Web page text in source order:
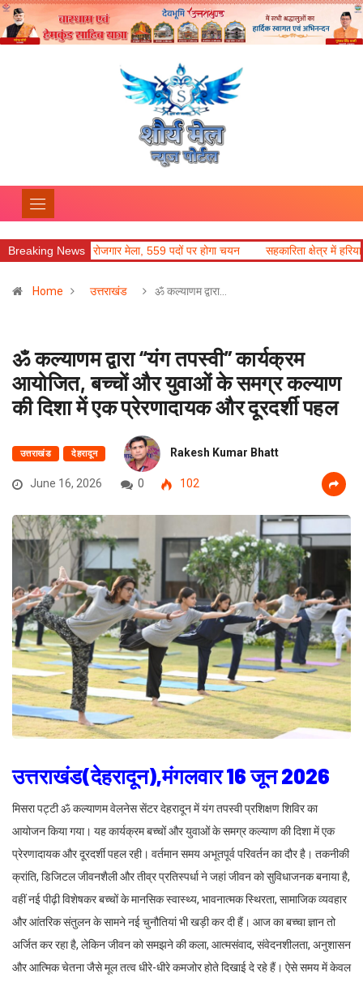
Breaking News
मेला, 559 पदों पर होगा चयन सहकारिता क्षेत्र में हरियाणा के नवाचार
Home उत्तराखंड ॐ कल्याणम द्वारा…
ॐ कल्याणम द्वारा “यंग तपस्वी” कार्यक्रम
आयोजित, बच्चों और युवाओं के समग्र कल्याण
की दिशा में एक प्रेरणादायक और दूरदर्शी पहल
उत्तराखंड देहरादून Rakesh Kumar Bhatt
June 16, 2026 0 102
उत्तराखंड(देहरादून),मंगलवार 16 जून 2026
मिसरा पट्टी ॐ कल्याणम वेलनेस सेंटर देहरादून में यंग तपस्वी प्रशिक्षण शिविर का
आयोजन किया गया। यह कार्यक्रम बच्चों और युवाओं के समग्र कल्याण की दिशा में एक
प्रेरणादायक और दूरदर्शी पहल रही। वर्तमान समय अभूतपूर्व परिवर्तन का दौर है। तकनीकी
क्रांति, डिजिटल जीवनशैली और तीव्र प्रतिस्पर्धा ने जहां जीवन को सुविधाजनक बनाया है,
वहीं नई पीढ़ी विशेषकर बच्चों के मानसिक स्वास्थ्य, भावनात्मक स्थिरता, सामाजिक व्यवहार
और आंतरिक संतुलन के सामने नई चुनौतियां भी खड़ी कर दी हैं। आज का बच्चा ज्ञान तो
अर्जित कर रहा है, लेकिन जीवन को समझने की कला, आत्मसंवाद, संवेदनशीलता, अनुशासन
और आत्मिक चेतना जैसे मूल तत्व धीरे-धीरे कमजोर होते दिखाई दे रहे हैं। ऐसे समय में केवल